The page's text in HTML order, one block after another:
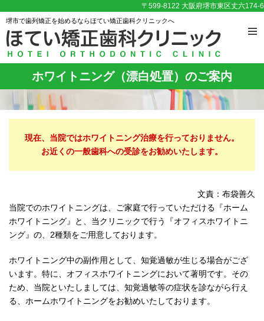
〒599-8122 大阪府堺市東区丈六174-6
堺市で歯列矯正を始めるならほてい矯正歯科クリニックへ
ホワイトニング（漂白処置）のご案内
現在、当院ではホワイトニング治療を行っておりません。
お近くの一般歯科への受診をお勧めいたします。
文責：布袋善久
当院でのホワイトニングは、ご家庭で行っていただける『ホーム
ホワイトニング』と、当クリニックで行う『オフィスホワイトニ
ング』の、2種類をご用意しております。
ホワイトニング中の副作用として、知覚過敏が生じる場合がござ
います。特に、オフィスホワイトニングにおいて著明です。その
ため、当院といたしましては、知覚過敏等の症状を診ながら行え
る、ホームホワイトニングをお勧めいたしております。